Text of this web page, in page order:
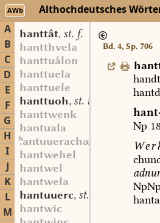
AWb Althochdeutsches
A
B
C
D
E
F
G
H
I
J
K
L
M
hanttât, st. f.
hantthvela
hanttuâlon
hanttuela
hanttuele
hanttuoh, st. n.
hanttwenk
hantuala
antuuerachæs
hantwehel
hantwel
hantwela
hantuuerc, st. n.
hantwic
Bd. 4, Sp. 706
Np